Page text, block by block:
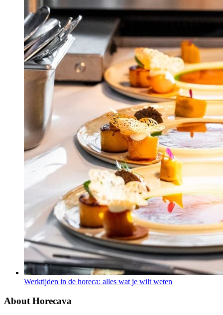
Werktijden in de horeca: alles wat je wilt weten
About Horecava